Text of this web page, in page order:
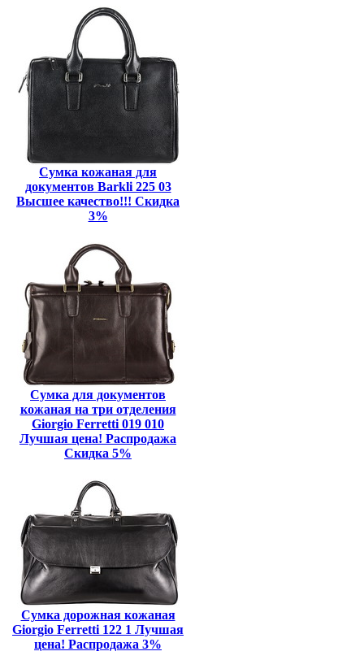
Сумка кожаная для
документов Barkli 225 03
Высшее качество!!! Скидка
3%
Сумка для документов
кожаная на три отделения
Giorgio Ferretti 019 010
Лучшая цена! Распродажа
Скидка 5%
Сумка дорожная кожаная
Giorgio Ferretti 122 1 Лучшая
цена! Распродажа 3%